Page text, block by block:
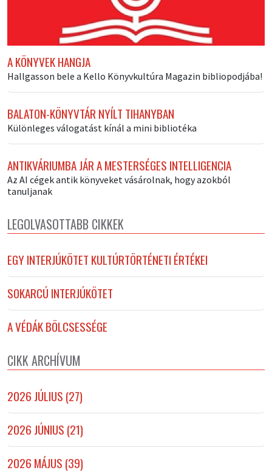
A KÖNYVEK HANGJA
Hallgasson bele a Kello Könyvkultúra Magazin bibliopodjába!
BALATON-KÖNYVTÁR NYÍLT TIHANYBAN
Különleges válogatást kínál a mini bibliotéka
ANTIKVÁRIUMBA JÁR A MESTERSÉGES INTELLIGENCIA
Az AI cégek antik könyveket vásárolnak, hogy azokból
tanuljanak
LEGOLVASOTTABB CIKKEK
EGY INTERJÚKÖTET KULTÚRTÖRTÉNETI ÉRTÉKEI
SOKARCÚ INTERJÚKÖTET
A VÉDÁK BÖLCSESSÉGE
CIKK ARCHÍVUM
2026 JÚLIUS (27)
2026 JÚNIUS (21)
2026 MÁJUS (39)